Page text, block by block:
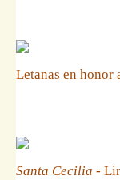
Letanas en honor
Santa Cecilia -